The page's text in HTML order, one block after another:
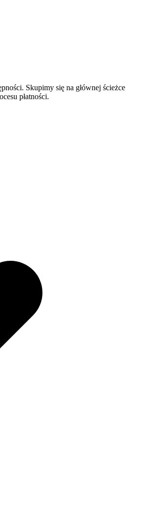
Skupimy się na głównej ścieżce
płatności.